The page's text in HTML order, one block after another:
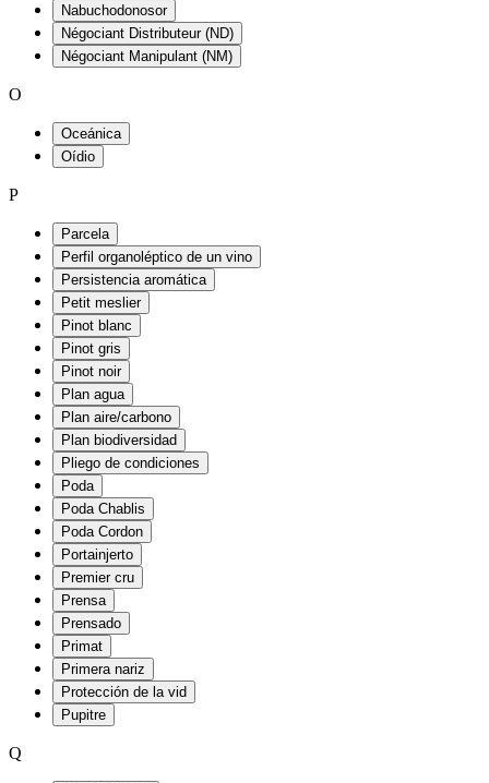
Nabuchodonosor
Négociant Distributeur (ND)
Négociant Manipulant (NM)
O
Oceánica
Oídio
P
Parcela
Perfil organoléptico de un vino
Persistencia aromática
Petit meslier
Pinot blanc
Pinot gris
Pinot noir
Plan agua
Plan aire/carbono
Plan biodiversidad
Pliego de condiciones
Poda
Poda Chablis
Poda Cordon
Portainjerto
Premier cru
Prensa
Prensado
Primat
Primera nariz
Protección de la vid
Pupitre
Q